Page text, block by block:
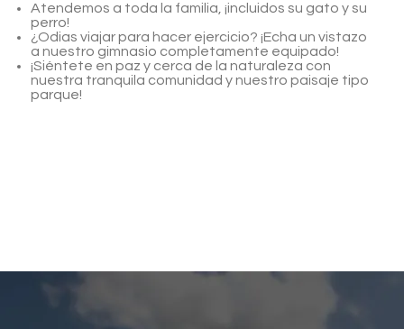
Atendemos a toda la familia, ¡incluidos su gato y su
perro!
¿Odias viajar para hacer ejercicio? ¡Echa un vistazo
a nuestro gimnasio completamente equipado!
¡Siéntete en paz y cerca de la naturaleza con
nuestra tranquila comunidad y nuestro paisaje tipo
parque!